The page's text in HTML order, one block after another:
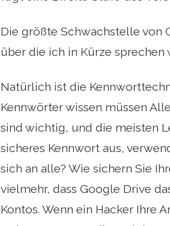
Die größte Schwachstelle von
über die ich in Kürze sprechen
Natürlich ist die
Kennwörter wissen müssen
sind wichtig, und die meisten
sicheres Kennwort aus,
sich an alle? Wie sichern Sie
vielmehr, dass Google Drive
Kontos. Wenn ein Hacker Ihre